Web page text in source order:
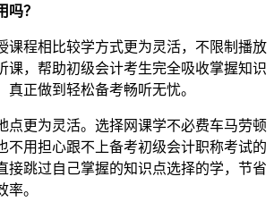
吗？
课程相比较学方式更为灵活，不限制播放
课，帮助初级会计考生完全吸收掌握知识
真正做到轻松备考畅听无忧。
点更为灵活。选择网课学不必费车马劳顿
不用担心跟不上备考初级会计职称考试的
接跳过自己掌握的知识点选择的学，节省
。